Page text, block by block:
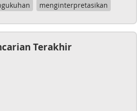
menginterpretasikan
Terakhir